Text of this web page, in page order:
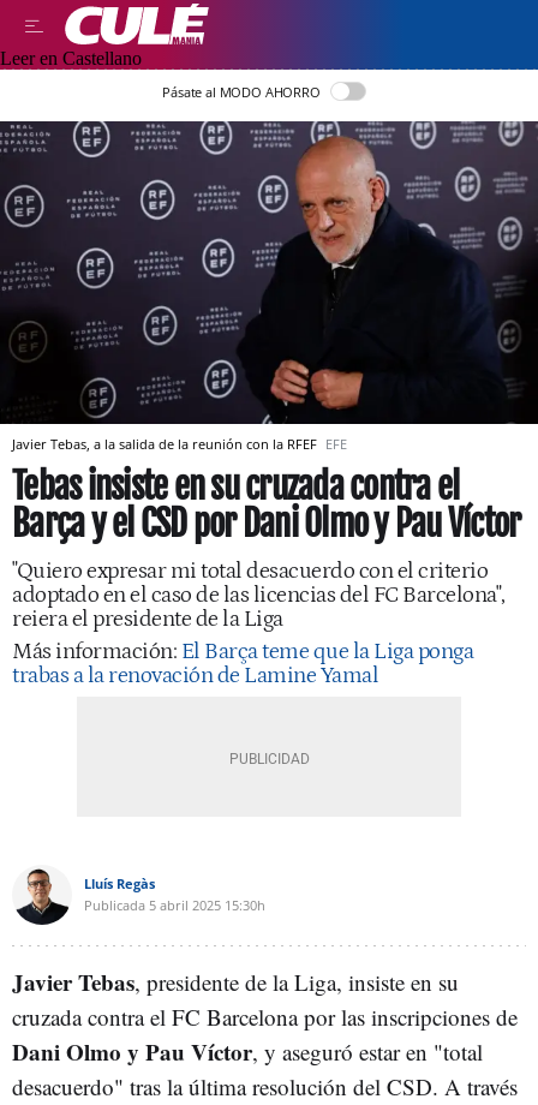
Leer en Castellano
Pásate al MODO AHORRO
Javier Tebas, a la salida de la reunión con la RFEF EFE
Tebas insiste en su cruzada contra el
Barça y el CSD por Dani Olmo y Pau Víctor
"Quiero expresar mi total desacuerdo con el criterio
adoptado en el caso de las licencias del FC Barcelona",
reiera el presidente de la Liga
Más información: El Barça teme que la Liga ponga
trabas a la renovación de Lamine Yamal
Lluís Regàs
Publicada 5 abril 2025 15:30h
Javier Tebas, presidente de la Liga, insiste en su
cruzada contra el FC Barcelona por las inscripciones de
Dani Olmo y Pau Víctor, y aseguró estar en "total
desacuerdo" tras la última resolución del CSD. A través